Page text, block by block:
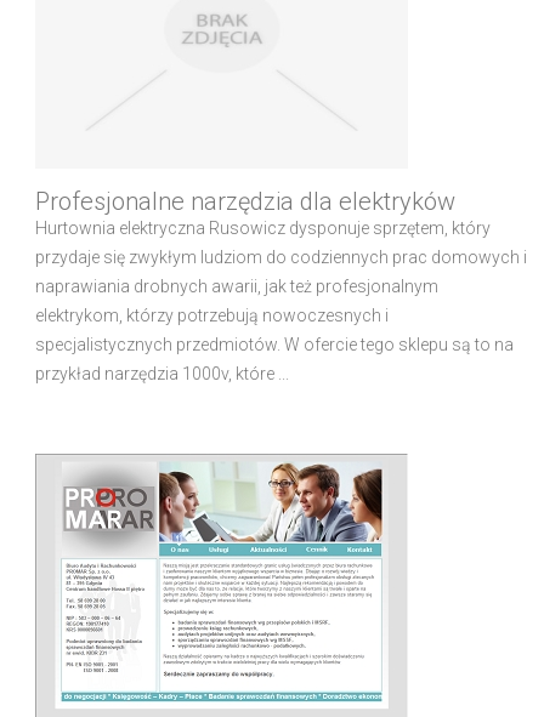
Profesjonalne narzędzia dla elektryków
Hurtownia elektryczna Rusowicz dysponuje sprzętem, który
przydaje się zwykłym ludziom do codziennych prac domowych i
naprawiania drobnych awarii, jak też profesjonalnym
elektrykom, którzy potrzebują nowoczesnych i
specjalistycznych przedmiotów. W ofercie tego sklepu są to na
przykład narzędzia 1000v, które ...